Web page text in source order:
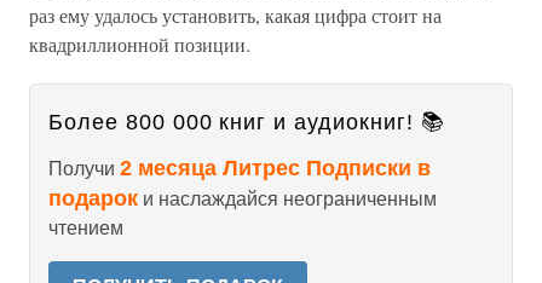
раз ему удалось установить, какая цифра стоит на
квадриллионной позиции.
Более 800 000 книг и аудиокниг! 📚
Получи 2 месяца Литрес Подписки в
подарок и наслаждайся неограниченным
чтением